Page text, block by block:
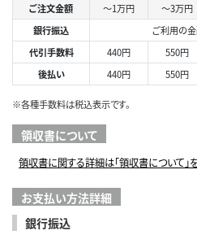
ご注文金額 ～1万円 ～3万円
銀行振込
ご利用の
代引手数料
440円 550円
後払い
440円 550円
※各種手数料は税込表示です。
領収書について
領収書に関する詳細は「領収書について」
お支払い方法詳細
銀行振込